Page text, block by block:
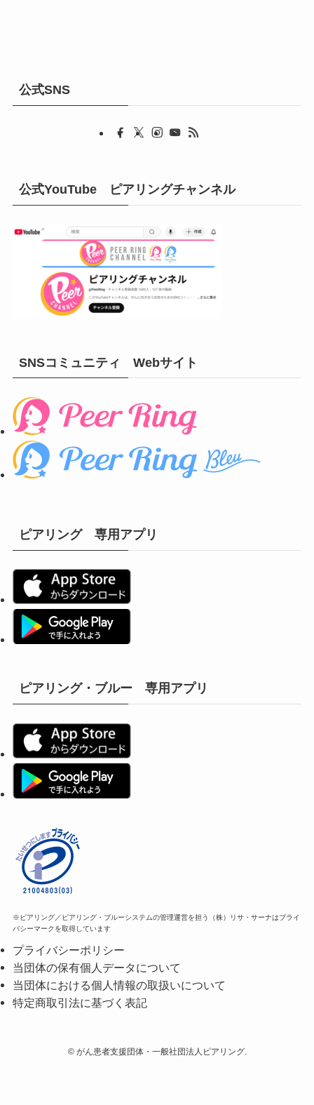
公式SNS
公式YouTube ピアリングチャンネル
SNSコミュニティ Webサイト
ピアリング 専用アプリ
ピアリング・ブルー 専用アプリ
※ピアリング／ピアリング・ブルーシステムの管理運営を担う（株）リサ・サーナはプライ
バシーマークを取得しています
プライバシーポリシー
当団体の保有個人データについて
当団体における個人情報の取扱いについて
特定商取引法に基づく表記
©がん患者支援団体・一般社団法人ピアリング.